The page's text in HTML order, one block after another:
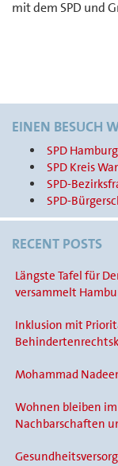
mit dem SPD und
EINEN BESUCH
SPD Hamburg
SPD Kreis
SPD-
SPD-
RECENT POSTS
Längste Tafel für
versammelt
Inklusion mit
Mohammad
Wohnen bleiben
Nachbarschaften